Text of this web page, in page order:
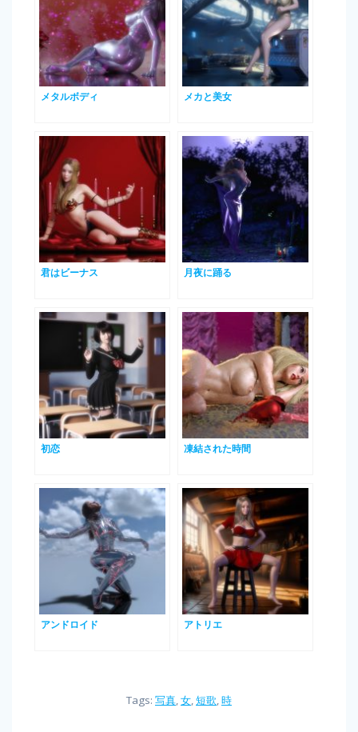
メタルボディ メカと美女
君はビーナス 月夜に踊る
初恋 凍結された時間
アンドロイド アトリエ
Tags: 写真,女,短歌,時